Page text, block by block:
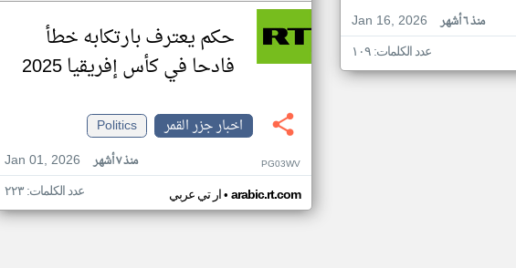
Jan 16, 2026
منذ ٦ أشهر
عدد الكلمات: ١٠٩
حكم يعترف بارتكابه خطأ
فادحا في كأس إفريقيا 2025
اخبار جزر القمر
Politics
Jan 01, 2026
منذ ٧ أشهر PG03WV
ار تي عربي• arabic.rt.com عدد الكلمات: ٢٢٣